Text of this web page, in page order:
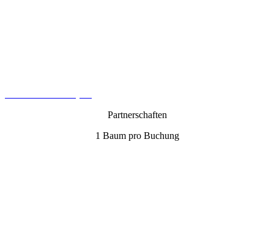
Partnerschaften
1 Baum pro Buchung